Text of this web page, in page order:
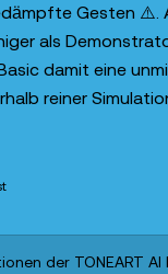
Gesten ⚠️.
als
damit eine
reiner
der TONEART